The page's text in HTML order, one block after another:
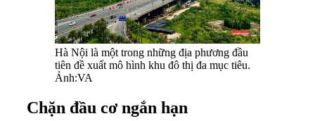
Hà Nội là một trong những địa phương đầu
tiên đề xuất mô hình khu đô thị đa mục tiêu.
Ảnh:VA
Chặn đầu cơ ngắn hạn